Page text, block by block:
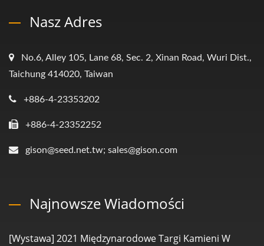
Nasz Adres
No.6, Alley 105, Lane 68, Sec. 2, Xinan Road, Wuri Dist.,
Taichung 414020, Taiwan
+886-4-23353202
+886-4-23352252
gison@seed.net.tw; sales@gison.com
Najnowsze Wiadomości
[Wystawa] 2021 Międzynarodowe Targi Kamieni W